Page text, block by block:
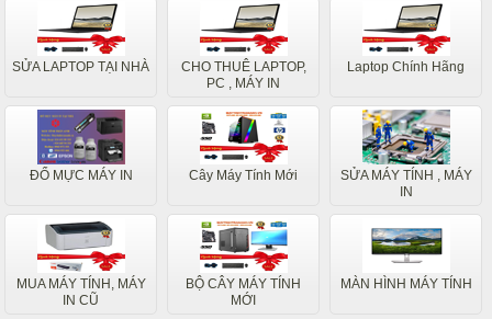
SỬA LAPTOP TẠI NHÀ
CHO THUÊ LAPTOP,
PC , MÁY IN
Laptop Chính Hãng
ĐỔ MỰC MÁY IN Cây Máy Tính Mới
SỬA MÁY TÍNH , MÁY
IN
MUA MÁY TÍNH, MÁY
IN CŨ
BỘ CÂY MÁY TÍNH
MỚI
MÀN HÌNH MÁY TÍNH